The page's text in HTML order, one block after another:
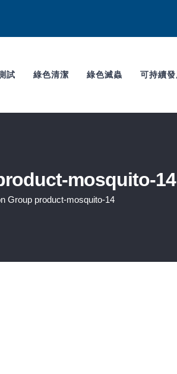
試 綠色清潔 綠色滅蟲 可持續發
mosquito-14
Group product-mosquito-14